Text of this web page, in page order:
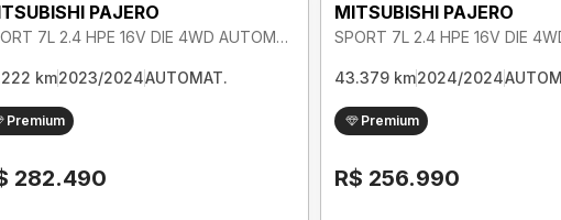
PAJERO
SPORT 7L 2.4 HPE 16V DIE 4WD AUTOMATICO
km2023/2024AUTOMAT.
Premium
282.490
MITSUBISHI PAJERO
43.379 km2024/2024
Premium
R$ 256.990